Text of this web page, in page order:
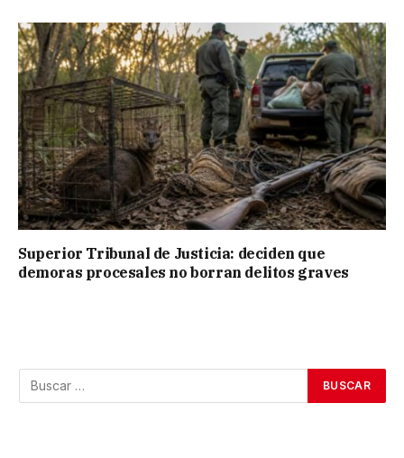
Superior Tribunal de Justicia: deciden que
demoras procesales no borran delitos graves